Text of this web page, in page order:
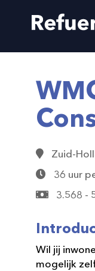
Zuid-
36 uur
3.568 -
Wil jij
mogelijk